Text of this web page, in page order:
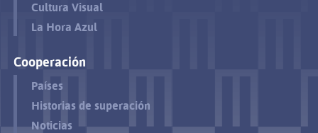
Cultura Visual
La Hora Azul
Cooperación
Países
Historias de superación
Noticias